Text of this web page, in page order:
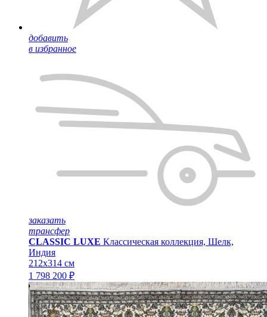
добавить
в избранное
заказать
трансфер
CLASSIC LUXE Классическая коллекция, Шелк,
Индия
212x314 см
1 798 200 ₽